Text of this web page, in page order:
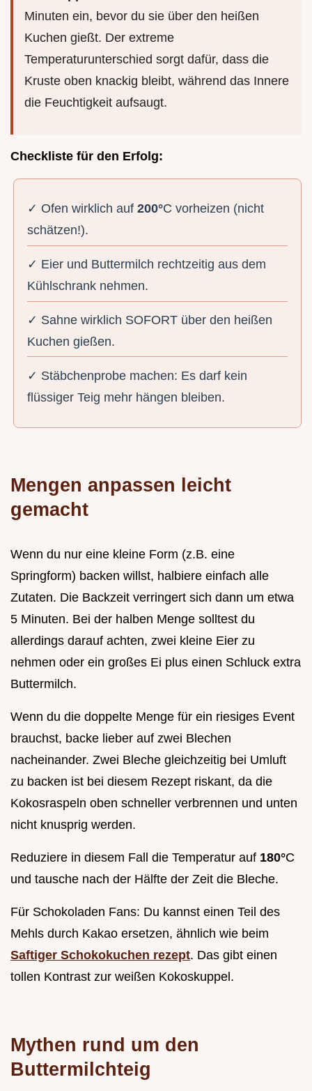
Minuten ein, bevor du sie über den heißen
Kuchen gießt. Der extreme
Temperaturunterschied sorgt dafür, dass die
Kruste oben knackig bleibt, während das Innere
die Feuchtigkeit aufsaugt.
Checkliste für den Erfolg:
✓ Ofen wirklich auf200°C vorheizen (nicht
schätzen!).
✓ Eier und Buttermilch rechtzeitig aus dem
Kühlschrank nehmen.
✓ Sahne wirklich SOFORT über den heißen
Kuchen gießen.
✓ Stäbchenprobe machen: Es darf kein
flüssiger Teig mehr hängen bleiben.
Mengen anpassen leicht
gemacht
Wenn du nur eine kleine Form (z.B. eine
Springform) backen willst, halbiere einfach alle
Zutaten. Die Backzeit verringert sich dann um etwa
5 Minuten. Bei der halben Menge solltest du
allerdings darauf achten, zwei kleine Eier zu
nehmen oder ein großes Ei plus einen Schluck extra
Buttermilch.
Wenn du die doppelte Menge für ein riesiges Event
brauchst, backe lieber auf zwei Blechen
nacheinander. Zwei Bleche gleichzeitig bei Umluft
zu backen ist bei diesem Rezept riskant, da die
Kokosraspeln oben schneller verbrennen und unten
nicht knusprig werden.
Reduziere in diesem Fall die Temperatur auf 180°C
und tausche nach der Hälfte der Zeit die Bleche.
Für Schokoladen Fans: Du kannst einen Teil des
Mehls durch Kakao ersetzen, ähnlich wie beim
Saftiger Schokokuchen rezept. Das gibt einen
tollen Kontrast zur weißen Kokoskuppel.
Mythen rund um den
Buttermilchteig